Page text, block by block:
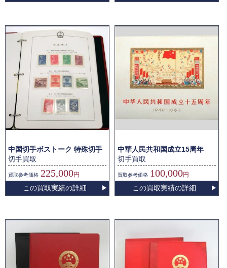
中国切手ボストーク 特殊切手
切手買取
買取参考価格 225,000円
この買取実績の詳細
中華人民共和国成立15周年
切手買取
買取参考価格 100,000円
この買取実績の詳細